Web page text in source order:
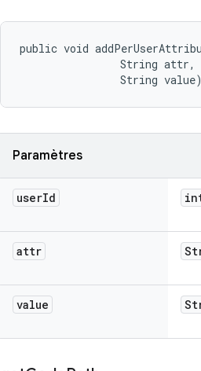
public void
                String attr,
                String value)
Paramètres
userId
attr
value